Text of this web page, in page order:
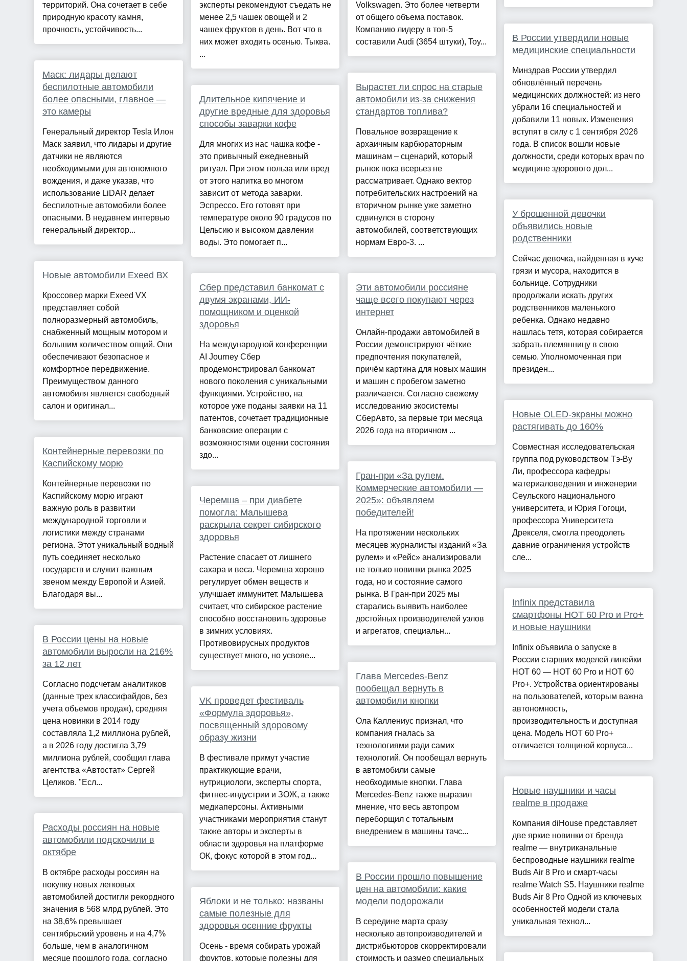
территорий. Она сочетает в себе
природную красоту камня,
прочность, устойчивость...
Маск: лидары делают
беспилотные автомобили
более опасными, главное —
это камеры
Генеральный директор Tesla Илон
Маск заявил, что лидары и другие
датчики не являются
необходимыми для автономного
вождения, и даже указав, что
использование LiDAR делает
беспилотные автомобили более
опасными. В недавнем интервью
генеральный директор...
Новые автомобили Exeed ВХ
Кроссовер марки Exeed VX
представляет собой
полноразмерный автомобиль,
снабженный мощным мотором и
большим количеством опций. Они
обеспечивают безопасное и
комфортное передвижение.
Преимуществом данного
автомобиля является свободный
салон и оригинал...
Контейнерные перевозки по
Каспийскому морю
Контейнерные перевозки по
Каспийскому морю играют
важную роль в развитии
международной торговли и
логистики между странами
региона. Этот уникальный водный
путь соединяет несколько
государств и служит важным
звеном между Европой и Азией.
Благодаря вы...
В России цены на новые
автомобили выросли на 216%
за 12 лет
Согласно подсчетам аналитиков
(данные трех классифайдов, без
учета объемов продаж), средняя
цена новинки в 2014 году
составляла 1,2 миллиона рублей,
а в 2026 году достигла 3,79
миллиона рублей, сообщил глава
агентства «Автостат» Сергей
Целиков. "Есл...
Расходы россиян на новые
автомобили подскочили в
октябре
В октябре расходы россиян на
покупку новых легковых
автомобилей достигли рекордного
значения в 568 млрд рублей. Это
на 38,6% превышает
сентябрьский уровень и на 4,7%
больше, чем в аналогичном
месяце прошлого года, согласно
эксперты рекомендуют съедать не
менее 2,5 чашек овощей и 2
чашек фруктов в день. Вот что в
них может входить осенью. Тыква.
...
Длительное кипячение и
другие вредные для здоровья
способы заварки кофе
Для многих из нас чашка кофе -
это привычный ежедневный
ритуал. При этом польза или вред
от этого напитка во многом
зависит от метода заварки.
Эспрессо. Его готовят при
температуре около 90 градусов по
Цельсию и высоком давлении
воды. Это помогает п...
Сбер представил банкомат с
двумя экранами, ИИ-
помощником и оценкой
здоровья
На международной конференции
AI Journey Сбер
продемонстрировал банкомат
нового поколения с уникальными
функциями. Устройство, на
которое уже поданы заявки на 11
патентов, сочетает традиционные
банковские операции с
возможностями оценки состояния
здо...
Черемша – при диабете
помогла: Малышева
раскрыла секрет сибирского
здоровья
Растение спасает от лишнего
сахара и веса. Черемша хорошо
регулирует обмен веществ и
улучшает иммунитет. Малышева
считает, что сибирское растение
способно восстановить здоровье
в зимних условиях.
Противовирусных продуктов
существует много, но усвояе...
VK проведет фестиваль
«Формула здоровья»,
посвященный здоровому
образу жизни
В фестивале примут участие
практикующие врачи,
нутрициологи, эксперты спорта,
фитнес-индустрии и ЗОЖ, а также
медиаперсоны. Активными
участниками мероприятия станут
также авторы и эксперты в
области здоровья на платформе
ОК, фокус которой в этом год...
Яблоки и не только: названы
самые полезные для
здоровья осенние фрукты
Осень - время собирать урожай
фруктов, которые полезны для
Volkswagen. Это более четверти
от общего объема поставок.
Компанию лидеру в топ-5
составили Audi (3654 штуки), Toy...
Вырастет ли спрос на старые
автомобили из-за снижения
стандартов топлива?
Повальное возвращение к
архаичным карбюраторным
машинам – сценарий, который
рынок пока всерьез не
рассматривает. Однако вектор
потребительских настроений на
вторичном рынке уже заметно
сдвинулся в сторону
автомобилей, соответствующих
нормам Евро-3. ...
Эти автомобили россияне
чаще всего покупают через
интернет
Онлайн-продажи автомобилей в
России демонстрируют чёткие
предпочтения покупателей,
причём картина для новых машин
и машин с пробегом заметно
различается. Согласно свежему
исследованию экосистемы
СберАвто, за первые три месяца
2026 года на вторичном ...
Гран-при «За рулем.
Коммерческие автомобили —
2025»: объявляем
победителей!
На протяжении нескольких
месяцев журналисты изданий «За
рулем» и «Рейс» анализировали
не только новинки рынка 2025
года, но и состояние самого
рынка. В Гран-при 2025 мы
старались выявить наиболее
достойных производителей узлов
и агрегатов, специальн...
Глава Mercedes-Benz
пообещал вернуть в
автомобили кнопки
Ола Каллениус признал, что
компания гналась за
технологиями ради самих
технологий. Он пообещал вернуть
в автомобили самые
необходимые кнопки. Глава
Mercedes-Benz также выразил
мнение, что весь автопром
переборщил с тотальным
внедрением в машины тачс...
В России прошло повышение
цен на автомобили: какие
модели подорожали
В середине марта сразу
несколько автопроизводителей и
дистрибьюторов скорректировали
стоимость и размер специальных
В России утвердили новые
медицинские специальности
Минздрав России утвердил
обновлённый перечень
медицинских должностей: из него
убрали 16 специальностей и
добавили 11 новых. Изменения
вступят в силу с 1 сентября 2026
года. В список вошли новые
должности, среди которых врач по
медицине здорового дол...
У брошенной девочки
объявились новые
родственники
Сейчас девочка, найденная в куче
грязи и мусора, находится в
больнице. Сотрудники
продолжали искать других
родственников маленького
ребенка. Однако недавно
нашлась тетя, которая собирается
забрать племянницу в свою
семью. Уполномоченная при
президен...
Новые OLED-экраны можно
растягивать до 160%
Совместная исследовательская
группа под руководством Тэ-Ву
Ли, профессора кафедры
материаловедения и инженерии
Сеульского национального
университета, и Юрия Гогоци,
профессора Университета
Дрекселя, смогла преодолеть
давние ограничения устройств
сле...
Infinix представила
смартфоны HOT 60 Pro и Pro+
и новые наушники
Infinix объявила о запуске в
России старших моделей линейки
HOT 60 — HOT 60 Pro и HOT 60
Pro+. Устройства ориентированы
на пользователей, которым важна
автономность,
производительность и доступная
цена. Модель HOT 60 Pro+
отличается толщиной корпуса...
Новые наушники и часы
realme в продаже
Компания diHouse представляет
две яркие новинки от бренда
realme — внутриканальные
беспроводные наушники realme
Buds Air 8 Pro и смарт-часы
realme Watch S5. Наушники realme
Buds Air 8 Pro Одной из ключевых
особенностей модели стала
уникальная технол...